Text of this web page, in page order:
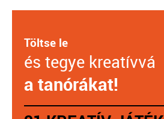
Töltse le
és tegye kreatívvá
a tanórákat!